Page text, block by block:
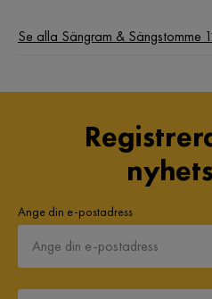
Se alla Sängram & Sängstomme
Ange din e-postadress